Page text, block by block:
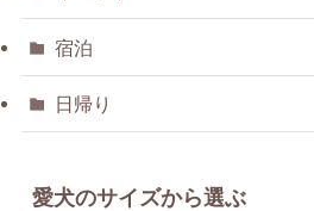
宿泊
日帰り
愛犬のサイズから選ぶ